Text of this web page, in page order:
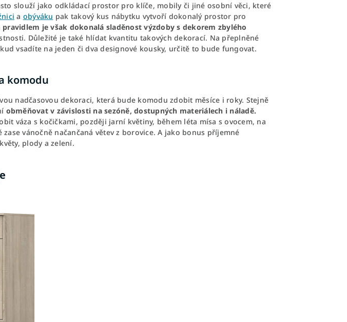
slouží jako odkládací prostor pro klíče, mobily či jiné osobní věci, které
a obýváku pak takový kus nábytku vytvoří dokonalý prostor pro
pravidlem je však dokonalá sladěnost výzdoby s dekorem zbylého
Důležité je také hlídat kvantitu takových dekorací. Na přeplněné
vsadíte na jeden či dva designové kousky, určitě to bude fungovat.
komodu
nadčasovou dekoraci, která bude komodu zdobit měsíce i roky. Stejně
obměňovat v závislosti na sezóně, dostupných materiálech i náladě.
váza s kočičkami, později jarní květiny, během léta mísa s ovocem, na
vánočně načančaná větev z borovice. A jako bonus příjemné
plody a zelení.